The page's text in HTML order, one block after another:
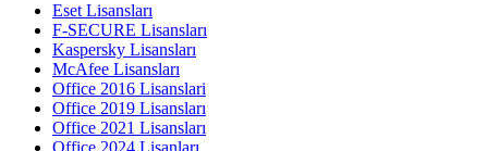
Eset Lisansları
F-SECURE Lisansları
Kaspersky Lisansları
McAfee Lisansları
Office 2016 Lisanslari
Office 2019 Lisansları
Office 2021 Lisansları
Office 2024 Lisanları